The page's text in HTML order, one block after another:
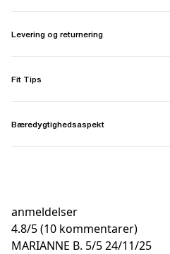
Levering og returnering
Fit Tips
Bæredygtighedsaspekt
anmeldelser
4.8/5(10 kommentarer)
MARIANNE B. 5/524/11/25